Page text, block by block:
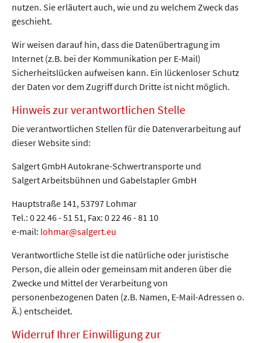
nutzen. Sie erläutert auch, wie und zu welchem Zweck das
geschieht.
Wir weisen darauf hin, dass die Datenübertragung im
Internet (z.B. bei der Kommunikation per E-Mail)
Sicherheitslücken aufweisen kann. Ein lückenloser Schutz
der Daten vor dem Zugriff durch Dritte ist nicht möglich.
Hinweis zur verantwortlichen Stelle
Die verantwortlichen Stellen für die Datenverarbeitung auf
dieser Website sind:
Salgert GmbH Autokrane-Schwertransporte und
Salgert Arbeitsbühnen und Gabelstapler GmbH
Hauptstraße 141, 53797 Lohmar
Tel.: 0 22 46 - 51 51, Fax: 0 22 46 - 81 10
e-mail: lohmar@salgert.eu
Verantwortliche Stelle ist die natürliche oder juristische
Person, die allein oder gemeinsam mit anderen über die
Zwecke und Mittel der Verarbeitung von
personenbezogenen Daten (z.B. Namen, E-Mail-Adressen o.
Ä.) entscheidet.
Widerruf Ihrer Einwilligung zur